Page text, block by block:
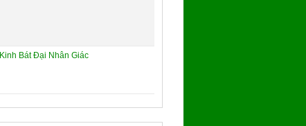
Kinh Bát Đại Nhân Giác